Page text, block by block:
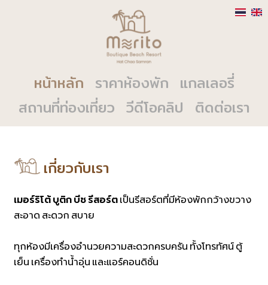
หน้าหลัก ราคาห้องพัก แกลเลอรี่
สถานที่ท่องเที่ยว วีดีโอคลิป ติดต่อเรา
เกี่ยวกับเรา
เมอร์ริโต้ บูติก บีช รีสอร์ตเป็นรีสอร์ตที่มีห้องพักกว้างขวาง
สะอาด สะดวก สบาย
ทุกห้องมีเครื่องอำนวยความสะดวกครบครัน ทั้งโทรทัศน์ ตู้
เย็น เครื่องทำน้ำอุ่น และแอร์คอนดิชั่น